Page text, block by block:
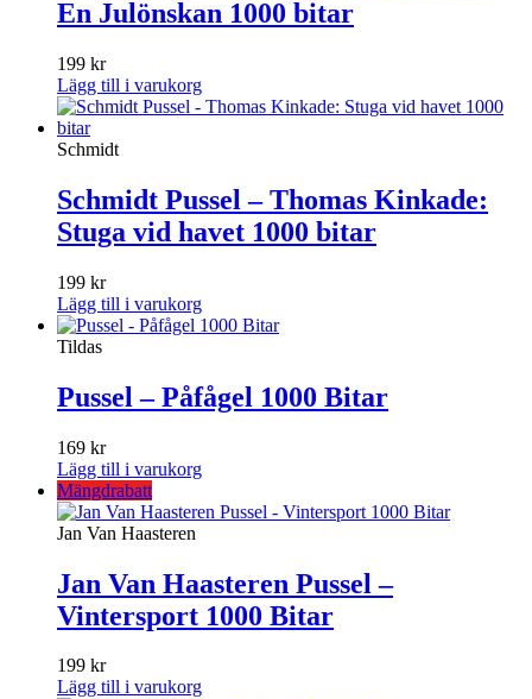
En Julönskan 1000 bitar
199 kr
Lägg till i varukorg
Schmidt
Schmidt Pussel – Thomas Kinkade:
Stuga vid havet 1000 bitar
199 kr
Lägg till i varukorg
Tildas
Pussel – Påfågel 1000 Bitar
169 kr
Lägg till i varukorg
Mängdrabatt
Jan Van Haasteren
Jan Van Haasteren Pussel –
Vintersport 1000 Bitar
199 kr
Lägg till i varukorg